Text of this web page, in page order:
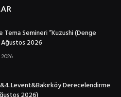
Tema Semineri ”Kuzushi (Denge
Ağustos 2026
Derecelendirme